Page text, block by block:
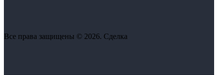
Все права защищены © 2026. Сделка